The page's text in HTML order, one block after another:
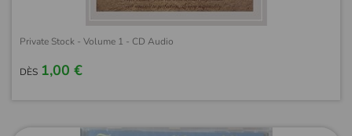
Private Stock - Volume 1 - CD Audio
DÈS 1,00 €